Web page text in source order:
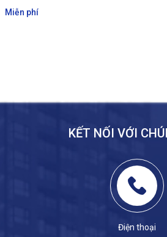
Miễn phí
KẾT NỐI VỚI
Điện thoại